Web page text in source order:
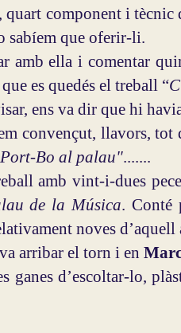
, quart component i tècnic
sabíem que oferir-li.
amb ella i comentar
es quedés el treball “
ens va dir que hi
convençut, llavors, tot
Bo al palau".......
amb vint-i-dues
de la Música. Conté
noves d’aquell
arribar el torn i en
ganes d’escoltar-lo,